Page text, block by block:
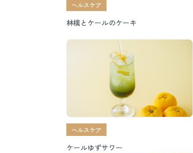
ヘルスケア
林檎とケールのケーキ
ヘルスケア
ケールゆずサワー